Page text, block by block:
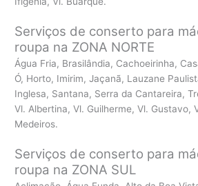
Serviços de conserto para
roupa na ZONA NORTE
Água Fria, Brasilândia, Cachoeirinha,
Ó, Horto, Imirim, Jaçanã, Lauzane
Inglesa, Santana, Serra da Cantareira,
Vl. Albertina, Vl. Guilherme, Vl. Gustavo,
Medeiros.
Serviços de conserto para
roupa na ZONA SUL